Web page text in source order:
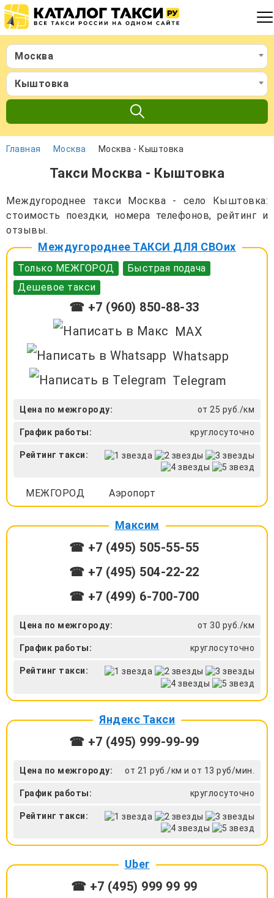
Москва
Кыштовка
Главная Москва Москва - Кыштовка
Такси Москва - Кыштовка
Междугороднее такси Москва - село Кыштовка:
стоимость поездки, номера телефонов, рейтинг и
отзывы.
Междугороднее ТАКСИ ДЛЯ СВОих
Только МЕЖГОРОД
Быстрая подача
Дешевое такси
☎ +7 (960) 850-88-33
MAX
Whatsapp
Telegram
Цена по межгороду: от 25 руб./км
График работы: круглосуточно
Рейтинг такси:
МЕЖГОРОД Аэропорт
Максим
☎ +7 (495) 505-55-55
☎ +7 (495) 504-22-22
☎ +7 (499) 6-700-700
Цена по межгороду: от 30 руб./км
График работы: круглосуточно
Рейтинг такси:
Яндекс Такси
☎ +7 (495) 999-99-99
Цена по межгороду: от 21 руб./км и от 13 руб/мин.
График работы: круглосуточно
Рейтинг такси:
Uber
☎ +7 (495) 999 99 99